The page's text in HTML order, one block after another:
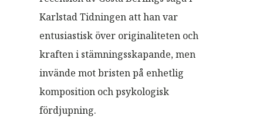
Karlstad Tidningen att han var
entusiastisk över originaliteten och
kraften i stämningsskapande, men
invände mot bristen på enhetlig
komposition och psykologisk
fördjupning.